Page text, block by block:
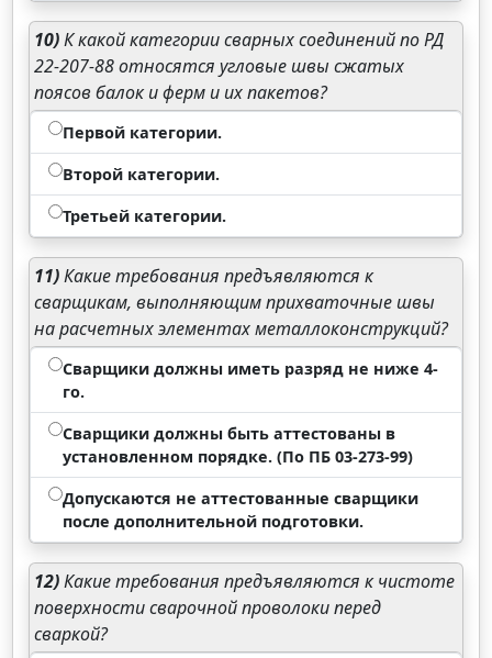
10)К какой категории сварных соединений по РД
22-207-88 относятся угловые швы сжатых
поясов балок и ферм и их пакетов?
Первой категории.
Второй категории.
Третьей категории.
11)Какие требования предъявляются к
сварщикам, выполняющим прихваточные швы
на расчетных элементах металлоконструкций?
Сварщики должны иметь разряд не ниже 4-
го.
Сварщики должны быть аттестованы в
установленном порядке. (По ПБ 03-273-99)
Допускаются не аттестованные сварщики
после дополнительной подготовки.
12)Какие требования предъявляются к чистоте
поверхности сварочной проволоки перед
сваркой?